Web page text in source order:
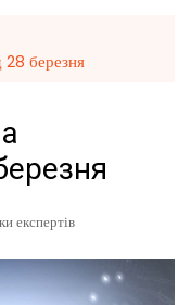
28 березня
експертів